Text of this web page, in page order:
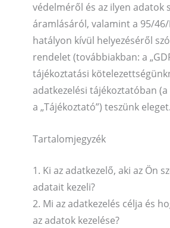
védelméről és az ilyen adatok
áramlásáról, valamint a 95/
hatályon kívül helyezéséről
rendelet (továbbiakban: a
tájékoztatási
adatkezelési tájékoztatóban
a „Tájékoztató”) teszünk eleget.
Tartalomjegyzék
1. Ki az adatkezelő, aki az Ön
adatait kezeli?
2. Mi az adatkezelés célja és
az adatok kezelése?